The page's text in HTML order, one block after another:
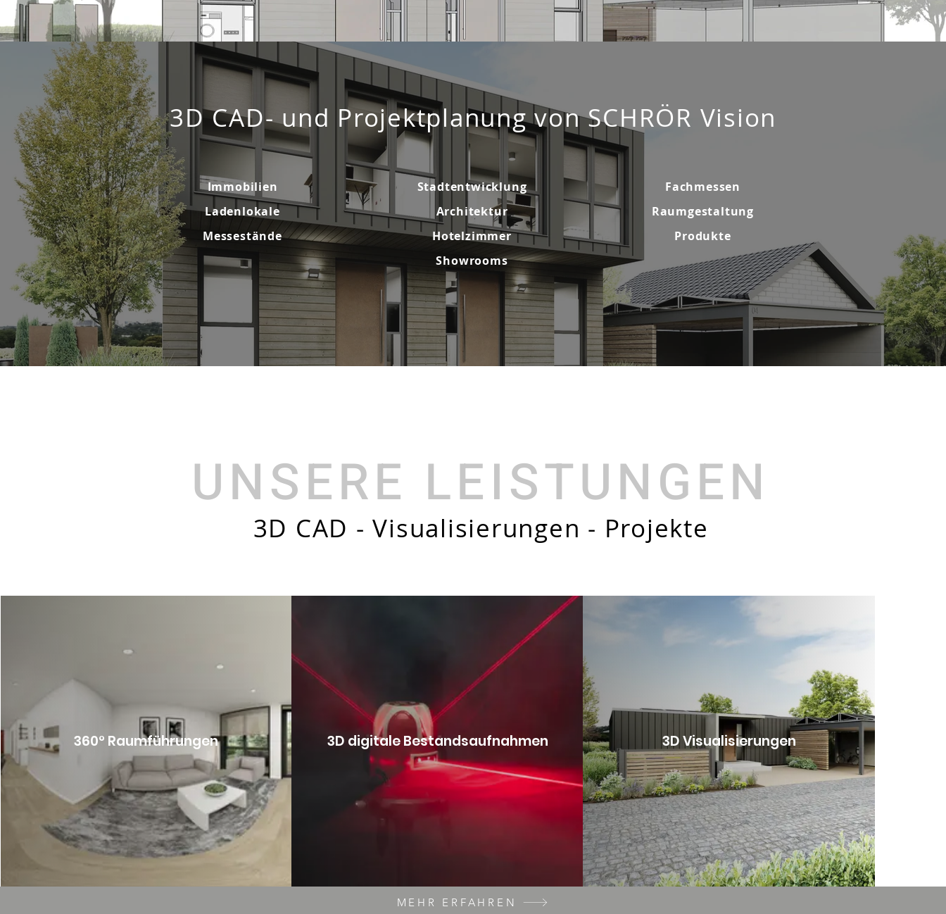
3D CAD- und Projektplanung von SCHRÖR Vision
Immobilien
Ladenlokale
Messestände
Stadtentwicklung
Architektur
Hotelzimmer
Showrooms
Fachmessen
Raumgestaltung
Produkte
UNSERE LEISTUNGEN
3D CAD - Visualisierungen - Projekte
360° Raumführungen 3D digitale Bestandsaufnahmen 3D Visualisierungen
MEHR ERFAHREN